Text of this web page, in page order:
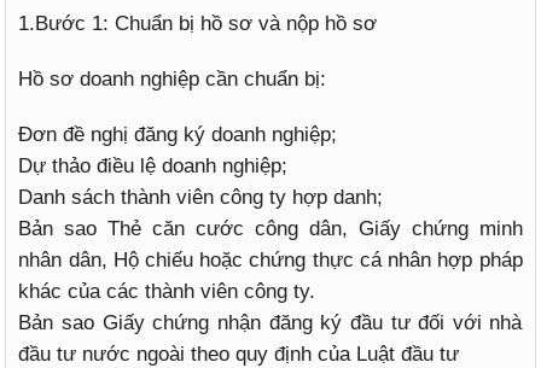
1.Bước 1: Chuẩn bị hồ sơ và nộp hồ sơ
Hồ sơ doanh nghiệp cần chuẩn bị:
Đơn đề nghị đăng ký doanh nghiệp;
Dự thảo điều lệ doanh nghiệp;
Danh sách thành viên công ty hợp danh;
Bản sao Thẻ căn cước công dân, Giấy chứng minh
nhân dân, Hộ chiếu hoặc chứng thực cá nhân hợp pháp
khác của các thành viên công ty.
Bản sao Giấy chứng nhận đăng ký đầu tư đối với nhà
đầu tư nước ngoài theo quy định của Luật đầu tư